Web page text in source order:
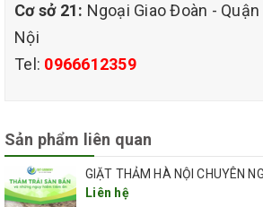
thảm tại Nam Từ
Cơ sở 21: Ngoại Giao Đoàn -
Nội
Tel: 0966612359
Sản phẩm liên quan
GIẶT THẢM HÀ NỘI CHUYÊN
Liên hệ